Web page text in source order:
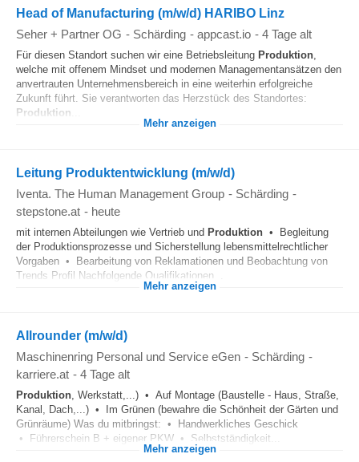
Head of Manufacturing (m/w/d) HARIBO Linz
Seher + Partner OG - Schärding - appcast.io - 4 Tage alt
Für diesen Standort suchen wir eine Betriebsleitung Produktion,
welche mit offenem Mindset und modernen Managementansätzen den
anvertrauten Unternehmensbereich in eine weiterhin erfolgreiche
Zukunft führt. Sie verantworten das Herzstück des Standortes:
Produktion
Mehr anzeigen
Leitung Produktentwicklung (m/w/d)
Iventa. The Human Management Group - Schärding -
stepstone.at - heute
mit internen Abteilungen wie Vertrieb und Produktion • Begleitung
der Produktionsprozesse und Sicherstellung lebensmittelrechtlicher
Vorgaben • Bearbeitung von Reklamationen und Beobachtung von
Trends Profil Nachfolgende Qualifikationen...
Mehr anzeigen
Allrounder (m/w/d)
Maschinenring Personal und Service eGen - Schärding -
karriere.at - 4 Tage alt
Produktion, Werkstatt,...) • Auf Montage (Baustelle - Haus, Straße,
Kanal, Dach,...) • Im Grünen (bewahre die Schönheit der Gärten und
Grünräume) Was du mitbringst: • Handwerkliches Geschick
• Führerschein B + eigener PKW • Selbstständigkeit...
Mehr anzeigen